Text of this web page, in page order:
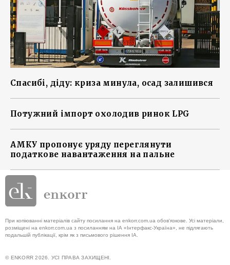
Спасибі, діду: криза минула, осад залишився
Потужний імпорт охолодив ринок LPG
АМКУ пропонує уряду переглянути
податкове навантаження на пальне
При копіюванні матеріалів сайту посилання на enkorr.com.ua обов'язкове. Усі матеріали,
розміщені на enkorr.com.ua з посиланням на ІА «Інтерфакс-Україна», не підлягають
подальшій публікації, крім як з письмового рішення ІА.
© ENKORR 2026. УСІ ПРАВА ЗАХИЩЕНІ.